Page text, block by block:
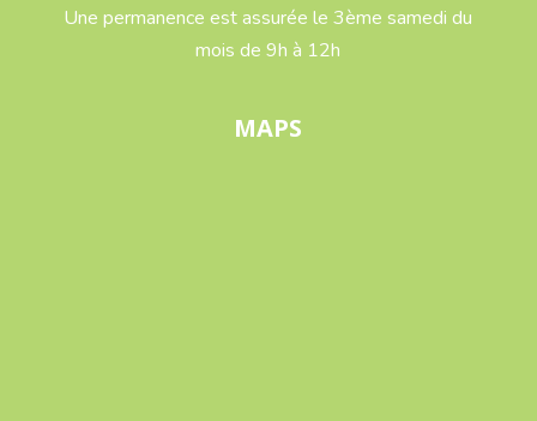
Une permanence est assurée le 3ème samedi du
mois de 9h à 12h
MAPS